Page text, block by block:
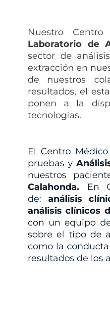
Nuestro
Laboratorio de
sector de
extracción en
de nuestros
resultados, el
ponen a la
tecnologías.
El Centro
pruebas y
nuestros
Calahonda. En
de: análisis
análisis clínicos
con un equipo
sobre el tipo de
como la
resultados de los